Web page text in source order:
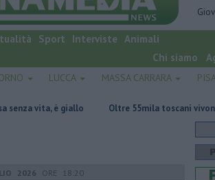
Sport Interviste Animali
Chi siamo
LUCCA MASSA CARRARA
Oltre 55mila toscani vivono in comuni
2026 ORE 18:20